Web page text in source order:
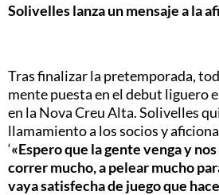
Solivelles lanza un mensaje a la
Tras finalizar la pretemporada,
mente puesta en el debut liguero
en la Nova Creu Alta. Solivelles
llamamiento a los socios y
‘«Espero que la gente venga y
correr mucho, a pelear mucho
vaya satisfecha de juego que